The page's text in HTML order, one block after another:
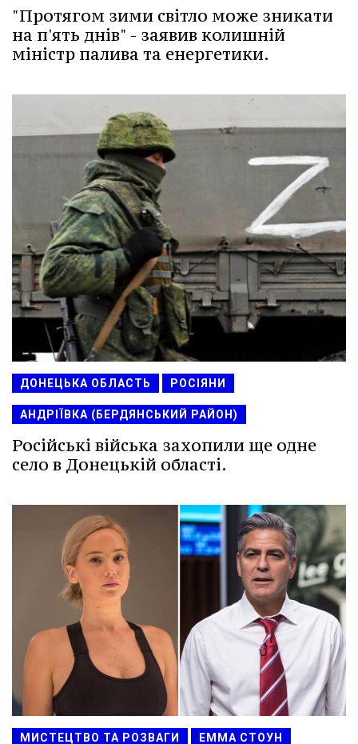
"Протягом зими світло може зникати
на п'ять днів" - заявив колишній
міністр палива та енергетики.
ДОНЕЦЬКА ОБЛАСТЬ РОСІЯНИ
АНДРІЇВКА (БЕРДЯНСЬКИЙ РАЙОН)
Російські війська захопили ще одне
село в Донецькій області.
МИСТЕЦТВО ТА РОЗВАГИ ЕММА СТОУН